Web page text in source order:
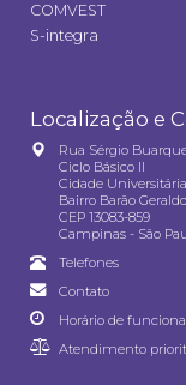
COMVEST
S-integra
Localização e
Rua Sérgio
Ciclo Básico II
Cidade
Bairro Barão Geraldo
CEP 13083-859
Campinas - São
Telefones
Contato
Horário de
Atendimento